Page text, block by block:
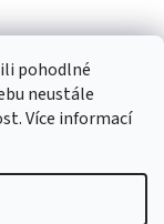
pohodlné
neustále
Více informací